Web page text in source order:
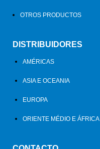
OTROS PRODUCTOS
DISTRIBUIDORES
AMÉRICAS
ASIA E OCEANIA
EUROPA
ORIENTE MÉDIO E ÁFRICA